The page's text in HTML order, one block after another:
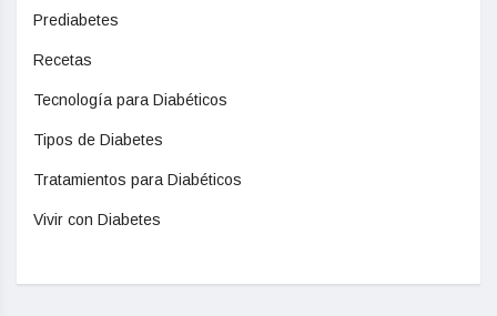
Prediabetes
Recetas
Tecnología para Diabéticos
Tipos de Diabetes
Tratamientos para Diabéticos
Vivir con Diabetes